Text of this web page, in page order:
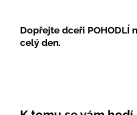
Dopřejte dceři POHODLÍ
celý den.